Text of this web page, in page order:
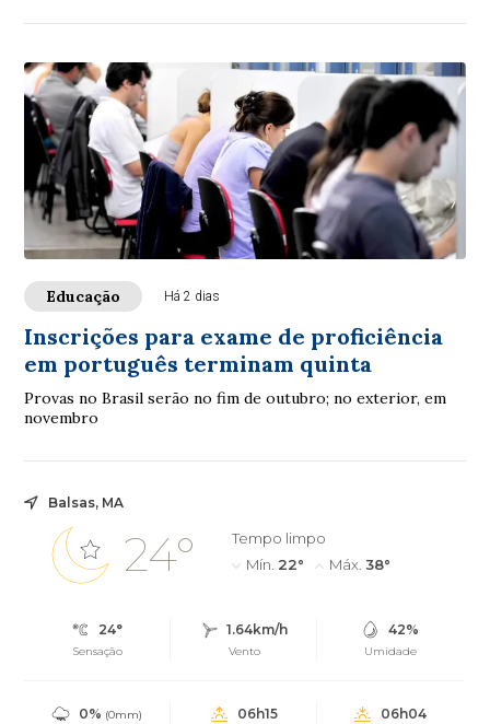
Educação Há 2 dias
Inscrições para exame de proficiência
em português terminam quinta
Provas no Brasil serão no fim de outubro; no exterior, em
novembro
Balsas, MA
24°
Tempo limpo
Mín. 22° Máx. 38°
24°
Sensação
1.64km/h
Vento
42%
Umidade
0% (0mm)
06h15 06h04